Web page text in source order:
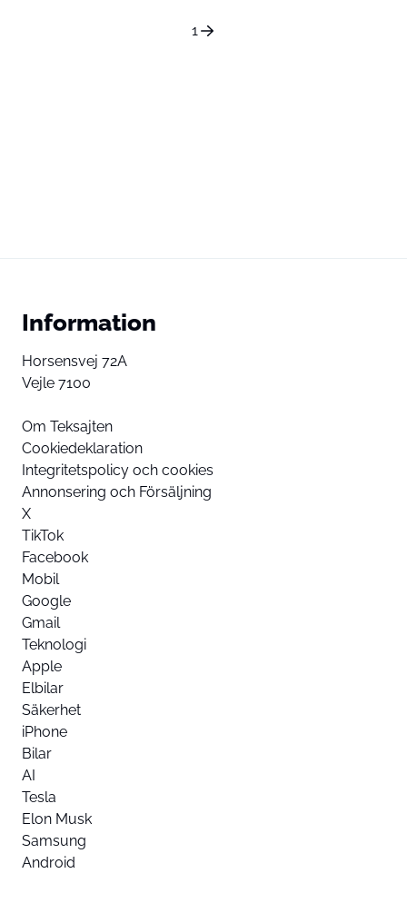
1
Information
Horsensvej 72A
Vejle 7100
Om Teksajten
Cookiedeklaration
Integritetspolicy och cookies
Annonsering och Försäljning
X
TikTok
Facebook
Mobil
Google
Gmail
Teknologi
Apple
Elbilar
Säkerhet
iPhone
Bilar
AI
Tesla
Elon Musk
Samsung
Android